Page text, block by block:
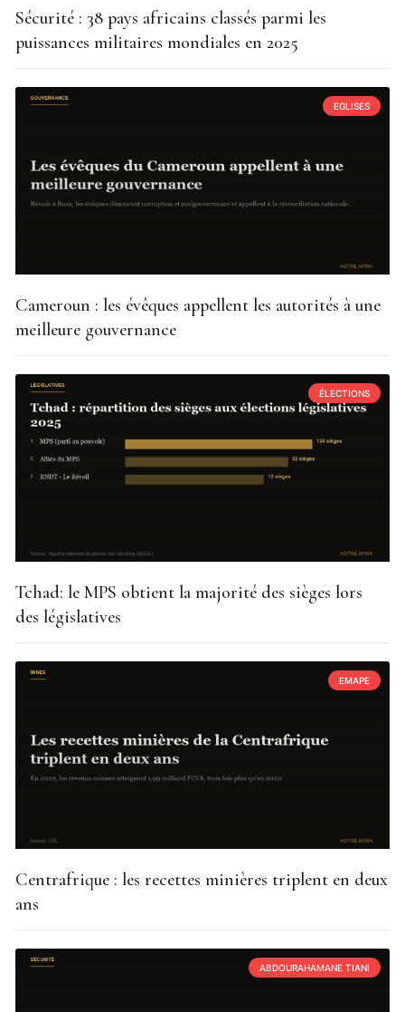
Sécurité : 38 pays africains classés parmi les
puissances militaires mondiales en 2025
EGLISES
Cameroun : les évêques appellent les autorités à une
meilleure gouvernance
ÉLECTIONS
Tchad: le MPS obtient la majorité des sièges lors
des législatives
EMAPE
Centrafrique : les recettes minières triplent en deux
ans
ABDOURAHAMANE TIANI